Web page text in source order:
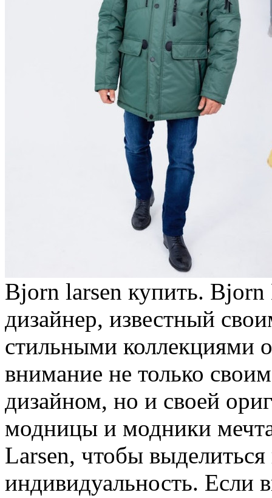
Bjorn larsen купить.
дизaйнeр, известный
стильными коллекциями
внимание не только
дизайном, но и своей
модницы и модники
Larsen, чтобы
индивидуальность. Если